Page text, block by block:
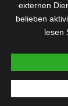
externen
belieben
lesen